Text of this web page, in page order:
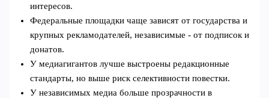
интересов.
Федеральные площадки чаще зависят от государства и
крупных рекламодателей, независимые - от подписок и
донатов.
У медиагигантов лучше выстроены редакционные
стандарты, но выше риск селективности повестки.
У независимых медиа больше прозрачности в